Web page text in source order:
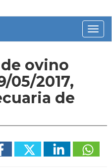
ovino
05/2017,
de